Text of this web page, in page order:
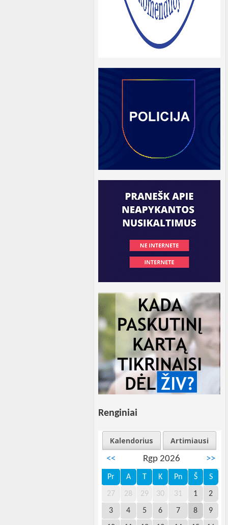
Renginiai
Kalendorius
Artimiausi
<<
Rgp 2026 >>
Pr A T K Pn Š S
27 28 29 30 31 1 2
3 4 5 6 7 8 9